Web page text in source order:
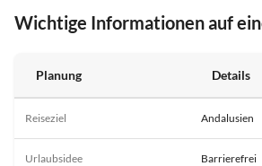
Wichtige Informationen auf
Planung Details
Reiseziel Andalusien
Urlaubsidee Barrierefrei